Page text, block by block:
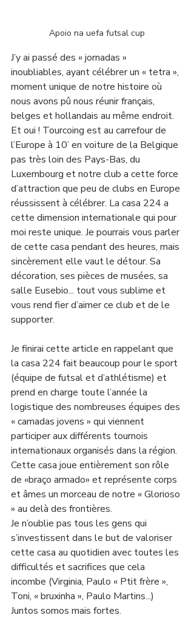
Apoio na uefa futsal cup
J’y ai passé des « jornadas »
inoubliables, ayant célébrer un « tetra »,
moment unique de notre histoire où
nous avons pû nous réunir français,
belges et hollandais au même endroit.
Et oui ! Tourcoing est au carrefour de
l’Europe à 10’ en voiture de la Belgique
pas très loin des Pays-Bas, du
Luxembourg et notre club a cette force
d’attraction que peu de clubs en Europe
réussissent à célébrer. La casa 224 a
cette dimension internationale qui pour
moi reste unique. Je pourrais vous parler
de cette casa pendant des heures, mais
sincèrement elle vaut le détour. Sa
décoration, ses pièces de musées, sa
salle Eusebio... tout vous sublime et
vous rend fier d’aimer ce club et de le
supporter.
Je finirai cette article en rappelant que
la casa 224 fait beaucoup pour le sport
(équipe de futsal et d’athlétisme) et
prend en charge toute l’année la
logistique des nombreuses équipes des
« camadas jovens » qui viennent
participer aux différents tournois
internationaux organisés dans la région.
Cette casa joue entièrement son rôle
de «braço armado» et représente corps
et âmes un morceau de notre « Glorioso
» au delà des frontières.
Je n’oublie pas tous les gens qui
s’investissent dans le but de valoriser
cette casa au quotidien avec toutes les
difficultés et sacrifices que cela
incombe (Virginia, Paulo « Ptit frère »,
Toni, « bruxinha », Paulo Martins...)
Juntos somos mais fortes.